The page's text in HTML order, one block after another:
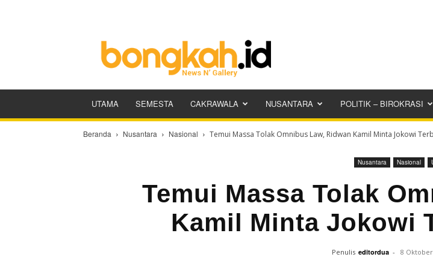
UTAMA SEMESTA CAKRAWALA NUSANTARA POLITIK – BIROKRASI
Beranda Nusantara Nasional Temui Massa Tolak Omnibus Law, Ridwan Kamil Minta Jokowi
Nusantara Nasional
Temui Massa Tolak
Kamil Minta Jokowi
Penulis editordua - 8 Oktober